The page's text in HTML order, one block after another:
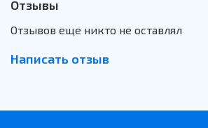
Отзывы
Отзывов еще никто не оставлял
Написать отзыв